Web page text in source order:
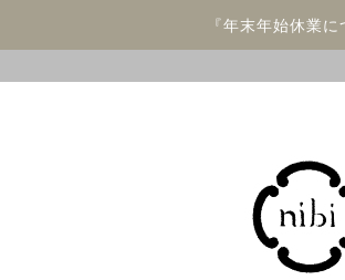
『年末年始休業に